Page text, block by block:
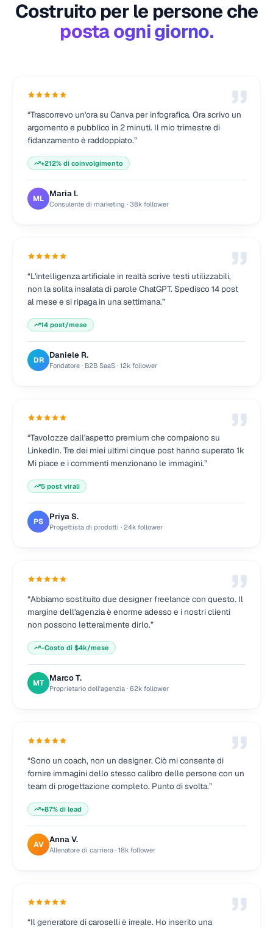
Costruito per le persone che
posta ogni giorno.
“Trascorrevo un'ora su Canva per infografica. Ora scrivo un
argomento e pubblico in 2 minuti. Il mio trimestre di
fidanzamento è raddoppiato.”
+212% di coinvolgimento
ML Maria l.
Consulente di marketing · 38k follower
“L'intelligenza artificiale in realtà scrive testi utilizzabili,
non la solita insalata di parole ChatGPT. Spedisco 14 post
al mese e si ripaga in una settimana.”
14 post/mese
DR Daniele R.
Fondatore · B2B SaaS · 12k follower
“Tavolozze dall'aspetto premium che compaiono su
LinkedIn. Tre dei miei ultimi cinque post hanno superato 1k
Mi piace e i commenti menzionano le immagini.”
5 post virali
PS Priya S.
Progettista di prodotti · 24k follower
“Abbiamo sostituito due designer freelance con questo. Il
margine dell'agenzia è enorme adesso e i nostri clienti
non possono letteralmente dirlo.”
−Costo di $4k/mese
MT Marco T.
Proprietario dell'agenzia · 62k follower
“Sono un coach, non un designer. Ciò mi consente di
fornire immagini dello stesso calibro delle persone con un
team di progettazione completo. Punto di svolta.”
+87% di lead
AV Anna V.
Allenatore di carriera · 18k follower
“Il generatore di caroselli è irreale. Ho inserito una